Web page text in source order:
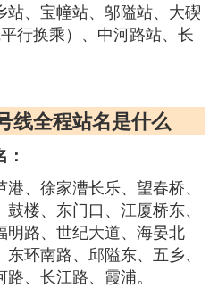
、宝幢站、邬隘站、大碶
行换乘）、中河路站、长
线全程站名是什么
、徐家漕长乐、望春桥、
楼、东门口、江厦桥东、
路、世纪大道、海晏北
环南路、邱隘东、五乡、
、长江路、霞浦。